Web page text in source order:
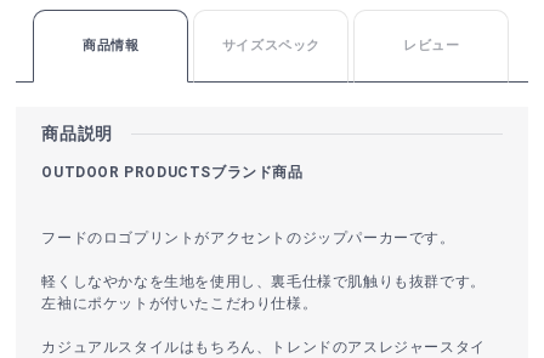
商品情報 サイズスペック レビュー
商品説明
OUTDOOR PRODUCTSブランド商品
フードのロゴプリントがアクセントのジップパーカーです。
軽くしなやかなを生地を使用し、裏毛仕様で肌触りも抜群です。
左袖にポケットが付いたこだわり仕様。
カジュアルスタイルはもちろん、トレンドのアスレジャースタイ